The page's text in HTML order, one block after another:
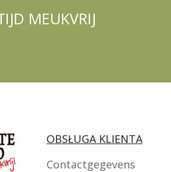
MEUKVRIJ
OBSŁUGA KLIENTA
Contactgegevens